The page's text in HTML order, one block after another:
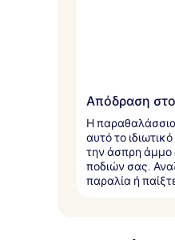
Απόδραση
Η
αυτό το
την άσπρη
ποδιών σας.
παραλία ή